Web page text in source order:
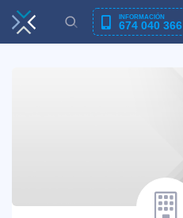
INFORMACIÓN
674 040 366